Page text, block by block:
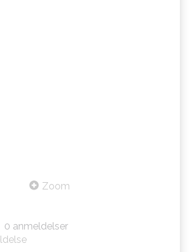
Zoom
0 anmeldelser